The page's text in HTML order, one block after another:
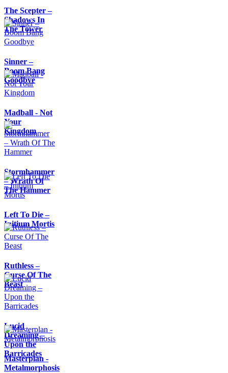
The Scepter –
Shadows In
The Tower
Sinner –
Boom Bang
Goodbye
Madball - Not
Your
Kingdom
Stormhammer
– Wrath Of
The Hammer
Left To Die –
Initium Mortis
Ruthless –
Curse Of The
Beast
Lucid
Dreaming –
Upon the
Barricades
Masterplan -
Metalmorphosis